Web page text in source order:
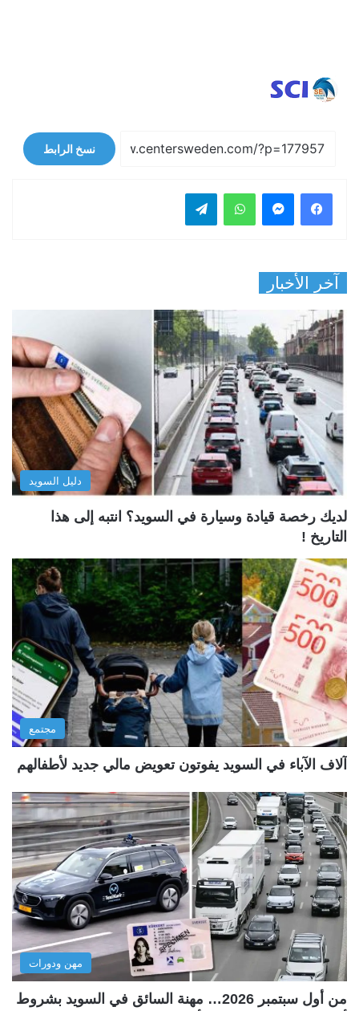
نسخ الرابط
فيسبوك واتساب
آخر الأخبار
دليل السويد
لديك رخصة قيادة وسيارة في السويد؟ انتبه إلى هذا
التاريخ !
مجتمع
آلاف الآباء في السويد يفوتون تعويض مالي جديد لأطفالهم
مهن ودورات
من أول سبتمبر 2026… مهنة السائق في السويد بشروط